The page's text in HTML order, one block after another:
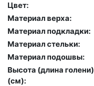
Цвет:
Материал верха:
Материал подкладки:
Материал стельки:
Материал подошвы:
Высота (длина голени)
(cм):